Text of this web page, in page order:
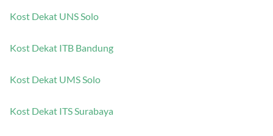
Kost Dekat UNS Solo
Kost Dekat ITB Bandung
Kost Dekat UMS Solo
Kost Dekat ITS Surabaya